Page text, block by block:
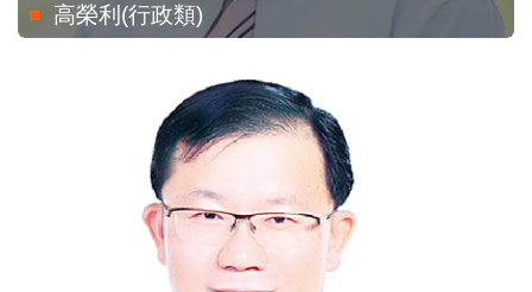
高榮利(行政類)